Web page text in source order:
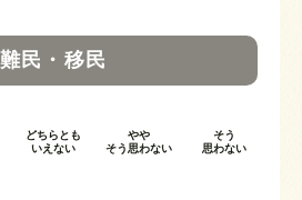
難民・移民
どちらとも
いえない
やや
そう思わない
そう
思わない